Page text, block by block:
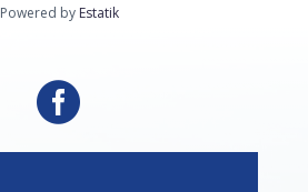
Powered by Estatik
